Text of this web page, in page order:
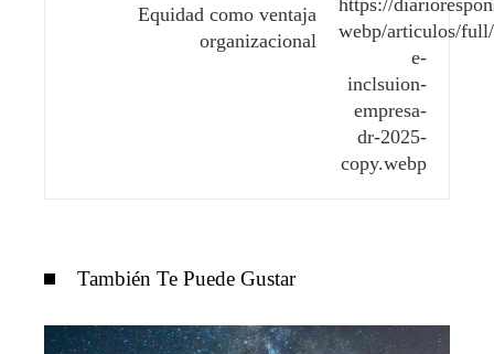
Equidad como ventaja
organizacional
También Te Puede Gustar